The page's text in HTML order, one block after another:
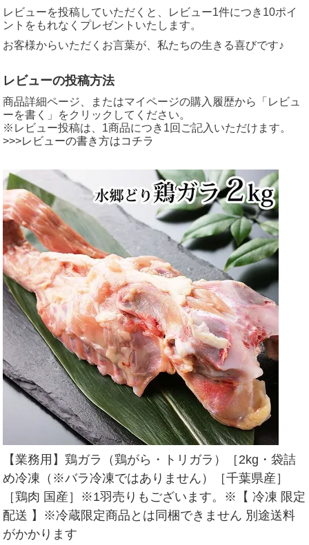
レビューを投稿していただくと、レビュー1件につき10ポイ
ントをもれなくプレゼントいたします。
お客様からいただくお言葉が、私たちの生きる喜びです♪
レビューの投稿方法
商品詳細ページ、またはマイページの購入履歴から「レビュ
ーを書く」をクリックしてください。
※レビュー投稿は、1商品につき1回ご記入いただけます。
>>>レビューの書き方はコチラ
【業務用】鶏ガラ（鶏がら・トリガラ）［2kg・袋詰
め冷凍（※バラ冷凍ではありません）［千葉県産］
［鶏肉 国産］※1羽売りもございます。※【 冷凍 限定
配送 】※冷蔵限定商品とは同梱できません 別途送料
がかかります